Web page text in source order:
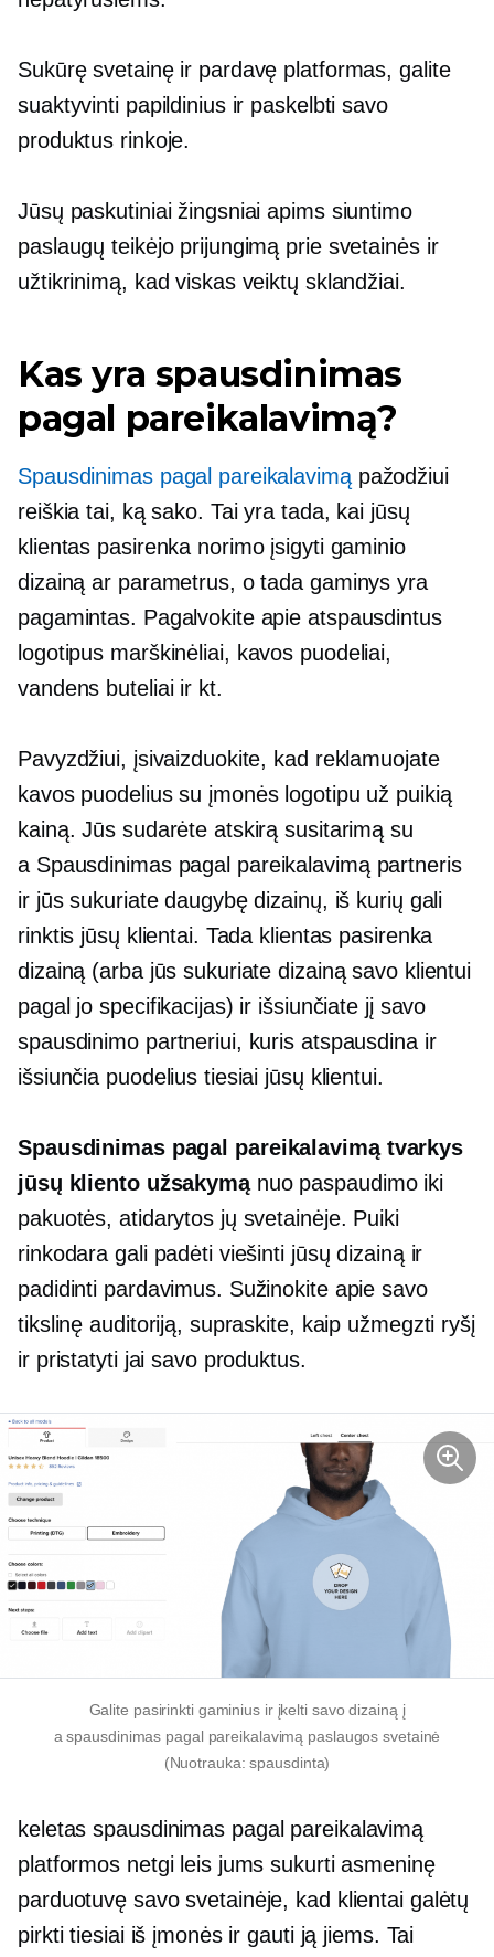
Sukūrę svetainę ir pardavę platformas, galite
suaktyvinti papildinius ir paskelbti savo
produktus rinkoje.
Jūsų paskutiniai žingsniai apims siuntimo
paslaugų teikėjo prijungimą prie svetainės ir
užtikrinimą, kad viskas veiktų sklandžiai.
Kas yra spausdinimas
pagal pareikalavimą?
Spausdinimas pagal pareikalavimąpažodžiui
reiškia tai, ką sako. Tai yra tada, kai jūsų
klientas pasirenka norimo įsigyti gaminio
dizainą ar parametrus, o tada gaminys yra
pagamintas. Pagalvokite apie atspausdintus
logotipus marškinėliai, kavos puodeliai,
vandens buteliai ir kt.
Pavyzdžiui, įsivaizduokite, kad reklamuojate
kavos puodelius su įmonės logotipu už puikią
kainą. Jūs sudarėte atskirą susitarimą su
a Spausdinimas pagal pareikalavimąpartneris
ir jūs sukuriate daugybę dizainų, iš kurių gali
rinktis jūsų klientai. Tada klientas pasirenka
dizainą (arba jūs sukuriate dizainą savo klientui
pagal jo specifikacijas) ir išsiunčiate jį savo
spausdinimo partneriui, kuris atspausdina ir
išsiunčia puodelius tiesiai jūsų klientui.
Spausdinimas pagal pareikalavimątvarkys
jūsų kliento užsakymąnuo paspaudimo iki
pakuotės, atidarytos jų svetainėje. Puiki
rinkodara gali padėti viešinti jūsų dizainą ir
padidinti pardavimus. Sužinokite apie savo
tikslinę auditoriją, supraskite, kaip užmegzti ryšį
ir pristatyti jai savo produktus.
Galite pasirinkti gaminius ir įkelti savo dizainą į
aspausdinimas pagal pareikalavimą paslaugos svetainė
(Nuotrauka: spausdinta)
keletasspausdinimas pagal pareikalavimą
platformos netgi leis jums sukurti asmeninę
parduotuvę savo svetainėje, kad klientai galėtų
pirkti tiesiai iš įmonės ir gauti ją jiems. Tai